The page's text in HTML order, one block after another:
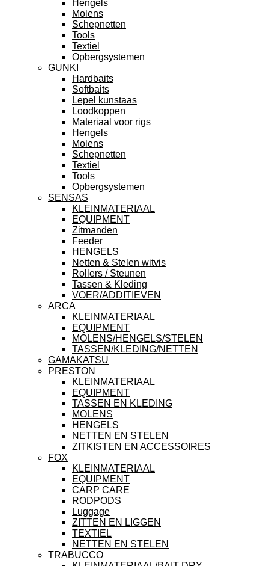
Hengels
Molens
Schepnetten
Tools
Textiel
Opbergsystemen
GUNKI
Hardbaits
Softbaits
Lepel kunstaas
Loodkoppen
Materiaal voor rigs
Hengels
Molens
Schepnetten
Textiel
Tools
Opbergsystemen
SENSAS
KLEINMATERIAAL
EQUIPMENT
Zitmanden
Feeder
HENGELS
Netten & Stelen witvis
Rollers / Steunen
Tassen & Kleding
VOER/ADDITIEVEN
ARCA
KLEINMATERIAAL
EQUIPMENT
MOLENS/HENGELS/STELEN
TASSEN/KLEDING/NETTEN
GAMAKATSU
PRESTON
KLEINMATERIAAL
EQUIPMENT
TASSEN EN KLEDING
MOLENS
HENGELS
NETTEN EN STELEN
ZITKISTEN EN ACCESSOIRES
FOX
KLEINMATERIAAL
EQUIPMENT
CARP CARE
RODPODS
Luggage
ZITTEN EN LIGGEN
TEXTIEL
NETTEN EN STELEN
TRABUCCO